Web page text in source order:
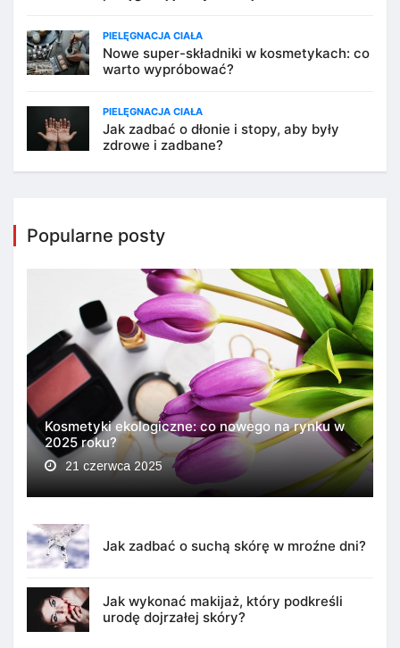
PIELĘGNACJA CIAŁA
Nowe super-składniki w kosmetykach: co
warto wypróbować?
PIELĘGNACJA CIAŁA
Jak zadbać o dłonie i stopy, aby były
zdrowe i zadbane?
Popularne posty
Kosmetyki ekologiczne: co nowego na rynku w
2025 roku?
21 czerwca 2025
Jak zadbać o suchą skórę w mroźne dni?
Jak wykonać makijaż, który podkreśli
urodę dojrzałej skóry?